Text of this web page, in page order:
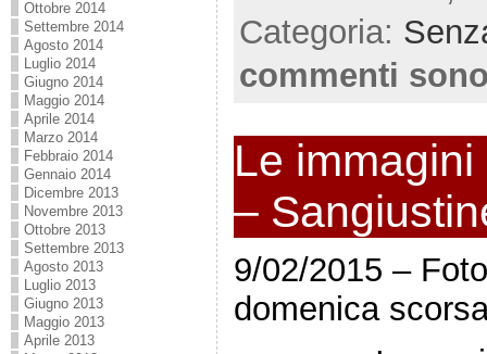
Ottobre 2014
Settembre 2014
Agosto 2014
Luglio 2014
Giugno 2014
Maggio 2014
Aprile 2014
Marzo 2014
Febbraio 2014
Gennaio 2014
Dicembre 2013
Novembre 2013
Ottobre 2013
Settembre 2013
Agosto 2013
Luglio 2013
Giugno 2013
Maggio 2013
Aprile 2013
Categoria:
commenti
Le
–
9/02/2015 –
domenica